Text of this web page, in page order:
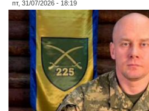
пт, 31/07/2026 - 18:19